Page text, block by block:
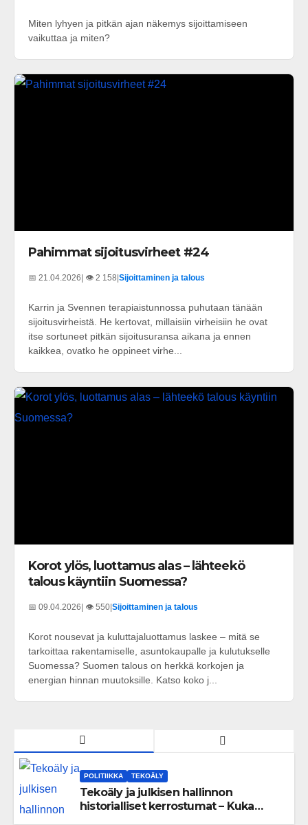
Miten lyhyen ja pitkän ajan näkemys sijoittamiseen
vaikuttaa ja miten?
Pahimmat sijoitusvirheet #24
📅 21.04.2026 | 👁️ 2 158 Sijoittaminen ja talous
Karrin ja Svennen terapiaistunnossa puhutaan tänään
sijoitusvirheistä. He kertovat, millaisiin virheisiin he ovat
itse sortuneet pitkän sijoitusuransa aikana ja ennen
kaikkea, ovatko he oppineet virhe...
Korot ylös, luottamus alas – lähteekö
talous käyntiin Suomessa?
📅 09.04.2026| 👁️ 550|Sijoittaminen ja talous
Korot nousevat ja kuluttajaluottamus laskee – mitä se
tarkoittaa rakentamiselle, asuntokaupalle ja kulutukselle
Suomessa? Suomen talous on herkkä korkojen ja
energian hinnan muutoksille. Katso koko j...
POLITIIKKA TEKOÄLY
Tekoäly ja julkisen hallinnon
historialliset kerrostumat – Kuka